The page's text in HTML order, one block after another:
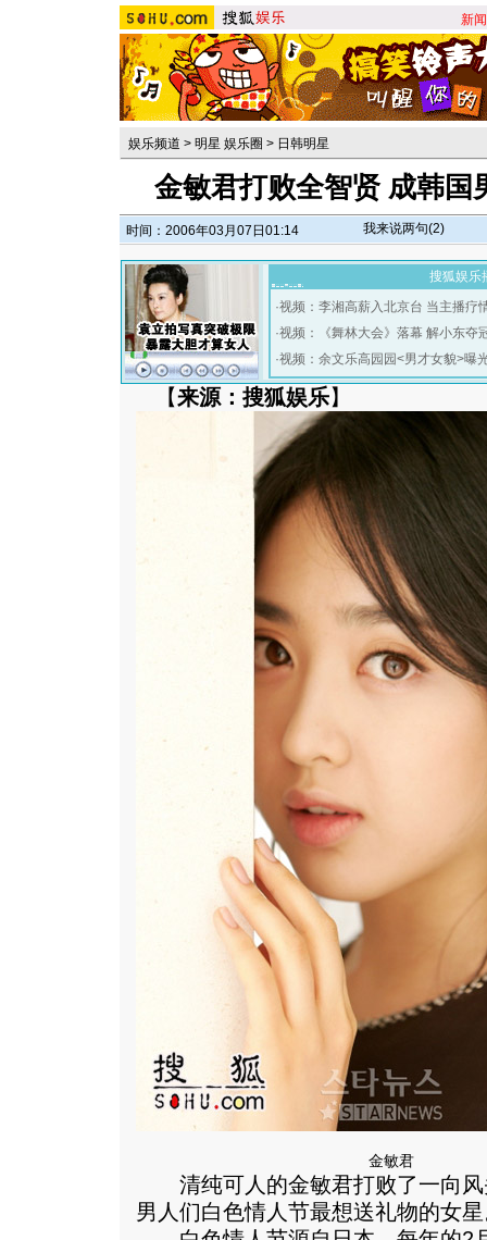
新闻
娱乐频道 > 明星 娱乐圈 > 日韩明星
金敏君打败全智贤 成韩国
时间：2006年03月07日01:14 我来说两句(2)
搜狐娱乐
·视频：李湘高薪入北京台 当主播疗
·视频：《舞林大会》落幕 解小东夺
·视频：余文乐高园园<男才女貌>曝
【来源：搜狐娱乐】
金敏君
清纯可人的金敏君打败了一向风
男人们白色情人节最想送礼物的女